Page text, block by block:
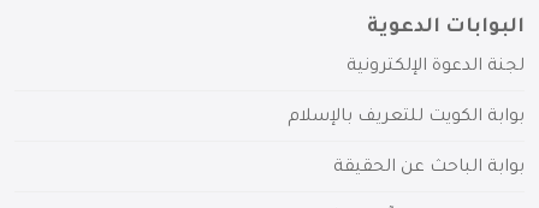
البوابات الدعوية
لجنة الدعوة الإلكترونية
بوابة الكويت للتعريف بالإسلام
بوابة الباحث عن الحقيقة